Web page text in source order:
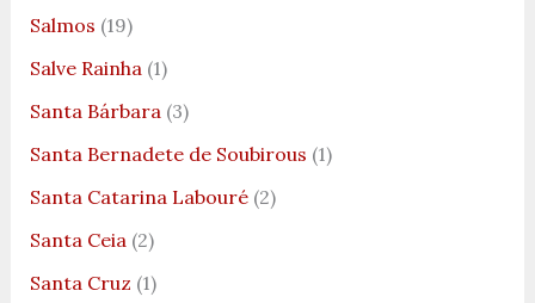
Salmos (19)
Salve Rainha (1)
Santa Bárbara (3)
Santa Bernadete de Soubirous (1)
Santa Catarina Labouré(2)
Santa Ceia (2)
Santa Cruz (1)